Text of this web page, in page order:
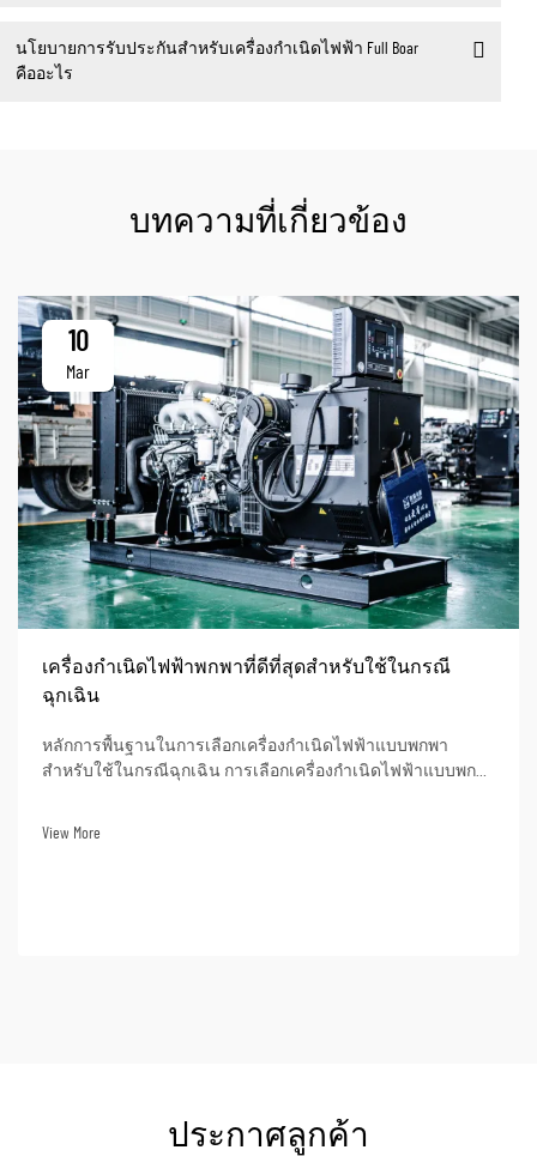
นโยบายการรับประกันสำหรับเครื่องกำเนิดไฟฟ้า Full Boar
คืออะไร
บทความที่เกี่ยวข้อง
10
Mar
เครื่องกำเนิดไฟฟ้าพกพาที่ดีที่สุดสำหรับใช้ในกรณี
ฉุกเฉิน
หลักการพื้นฐานในการเลือกเครื่องกำเนิดไฟฟ้าแบบพกพา
สำหรับใช้ในกรณีฉุกเฉิน การเลือกเครื่องกำเนิดไฟฟ้าแบบพก
View More
ประกาศลูกค้า